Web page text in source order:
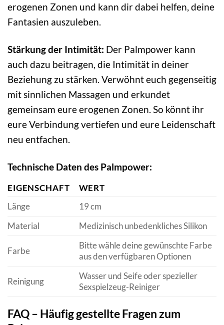
erogenen Zonen und kann dir dabei helfen, deine
Fantasien auszuleben.
Stärkung der Intimität: Der Palmpower kann
auch dazu beitragen, die Intimität in deiner
Beziehung zu stärken. Verwöhnt euch gegenseitig
mit sinnlichen Massagen und erkundet
gemeinsam eure erogenen Zonen. So könnt ihr
eure Verbindung vertiefen und eure Leidenschaft
neu entfachen.
Technische Daten des Palmpower:
EIGENSCHAFT
WERT
Länge
19 cm
Material
Medizinisch unbedenkliches Silikon
Farbe
Bitte wähle deine gewünschte Farbe
aus den verfügbaren Optionen
Reinigung
Wasser und Seife oder spezieller
Sexspielzeug-Reiniger
FAQ – Häufig gestellte Fragen zum